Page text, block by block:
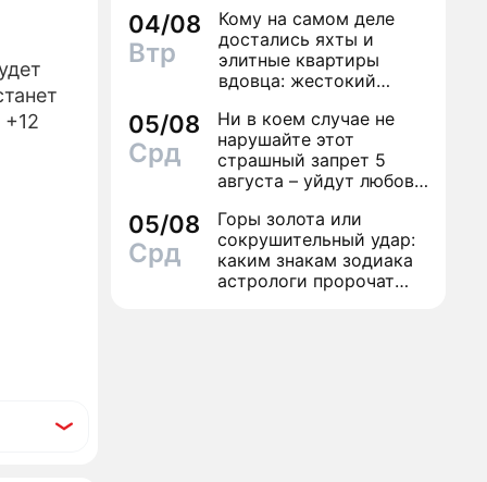
+12
04/08
Втр
Кому на самом деле
достались яхты и
элитные квартиры
вдовца: жестокий
Вилли Токарева
05/08
Срд
Ни в коем случае не
нарушайте этот
страшный запрет 5
августа – уйдут любовь
05/08
Срд
Горы золота или
сокрушительный удар:
каким знакам зодиака
астрологи пророчат